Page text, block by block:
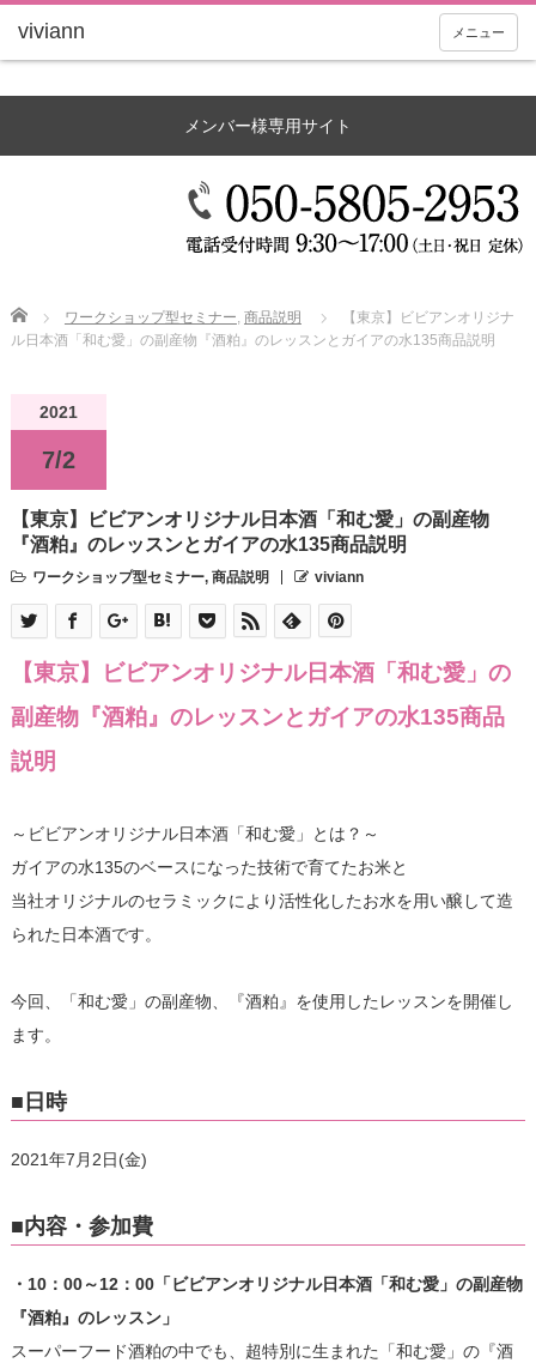
メニュー
メンバー様専用サイト
Home ワークショップ型セミナー, 商品説明
【東京】ビビアンオリジナ
ル日本酒「和む愛」の副産物『酒粕』のレッスンとガイアの水135商品説明
2021
7/2
【東京】ビビアンオリジナル日本酒「和む愛」の副産物
『酒粕』のレッスンとガイアの水135商品説明
ワークショップ型セミナー, 商品説明 viviann
【東京】ビビアンオリジナル日本酒「和む愛」の
副産物『酒粕』のレッスンとガイアの水135商品
説明
～ビビアンオリジナル日本酒「和む愛」とは？～
ガイアの水135のベースになった技術で育てたお米と
当社オリジナルのセラミックにより活性化したお水を用い醸して造
られた日本酒です。
今回、「和む愛」の副産物、『酒粕』を使用したレッスンを開催し
ます。
■日時
2021年7月2日(金)
■内容・参加費
・10：00～12：00「ビビアンオリジナル日本酒「和む愛」の副産物
『酒粕』のレッスン」
スーパーフード酒粕の中でも、超特別に生まれた「和む愛」の『酒